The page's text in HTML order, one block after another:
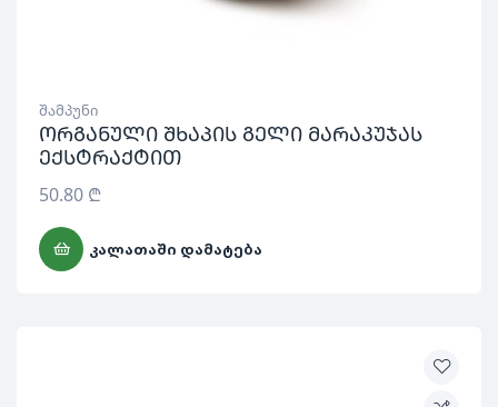
შამპუნი
ორგანული შხაპის გელი მარაკუჯას
ექსტრაქტით
50.80 ₾
ᲙᲐᲚᲐᲗᲐᲨᲘ ᲓᲐᲛᲐᲢᲔᲑᲐ